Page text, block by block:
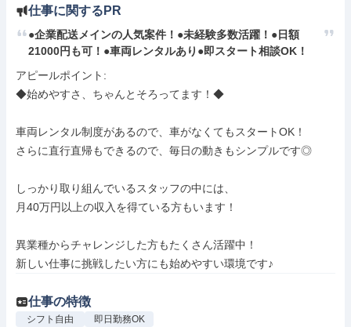
仕事に関するPR
●企業配送メインの人気案件！●未経験多数活躍！●日額
21000円も可！●車両レンタルあり●即スタート相談OK！
アピールポイント:
◆始めやすさ、ちゃんとそろってます！◆
車両レンタル制度があるので、車がなくてもスタートOK！
さらに直行直帰もできるので、毎日の動きもシンプルです◎
しっかり取り組んでいるスタッフの中には、
月40万円以上の収入を得ている方もいます！
異業種からチャレンジした方もたくさん活躍中！
新しい仕事に挑戦したい方にも始めやすい環境です♪
仕事の特徴
シフト自由 即日勤務OK